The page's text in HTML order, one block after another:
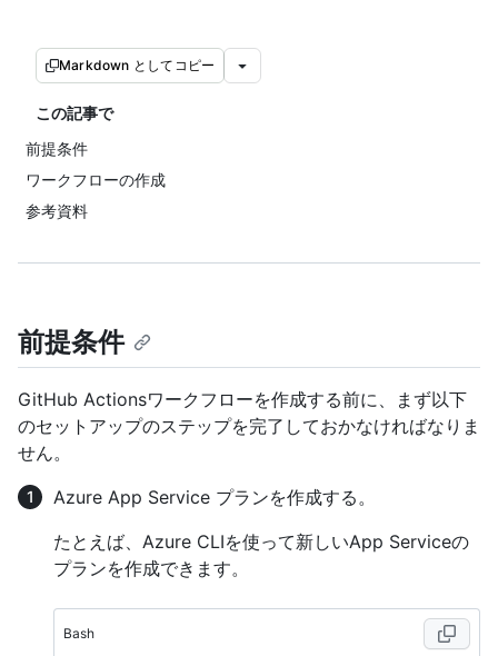
Markdown としてコピー
この記事で
前提条件
ワークフローの作成
参考資料
前提条件
GitHub Actionsワークフローを作成する前に、まず以下
のセットアップのステップを完了しておかなければなりま
せん。
Azure App Service プランを作成する。
たとえば、Azure CLIを使って新しいApp Serviceの
プランを作成できます。
Bash